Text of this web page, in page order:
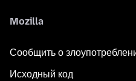
Mozilla
Сообщить о
Исходный код